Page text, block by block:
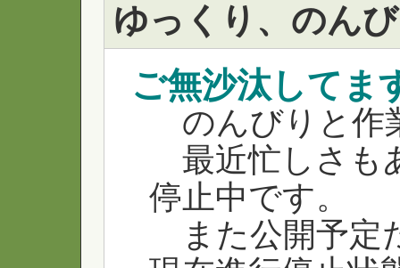
ゆっくり、のん
ご無沙汰してま
のんびりと作
最近忙しさも
停止中です。
また公開予定